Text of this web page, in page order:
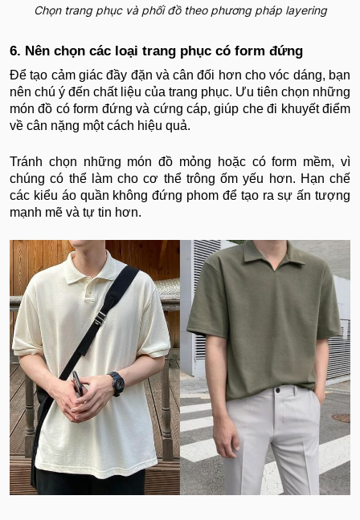
Chọn trang phục và phối đồ theo phương pháp layering
6. Nên chọn các loại trang phục có form đứng
Để tạo cảm giác đầy đặn và cân đối hơn cho vóc dáng, bạn
nên chú ý đến chất liệu của trang phục. Ưu tiên chọn những
món đồ có form đứng và cứng cáp, giúp che đi khuyết điểm
về cân nặng một cách hiệu quả.
Tránh chọn những món đồ mỏng hoặc có form mềm, vì
chúng có thể làm cho cơ thể trông ốm yếu hơn. Hạn chế
các kiểu áo quần không đứng phom để tạo ra sự ấn tượng
mạnh mẽ và tự tin hơn.